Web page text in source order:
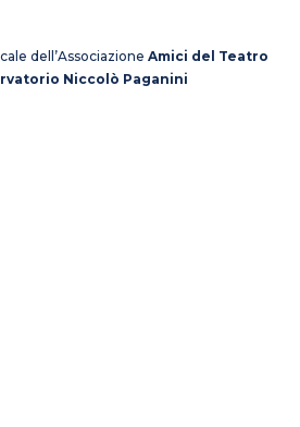
dell’Associazione Amici del Teatro
Niccolò Paganini